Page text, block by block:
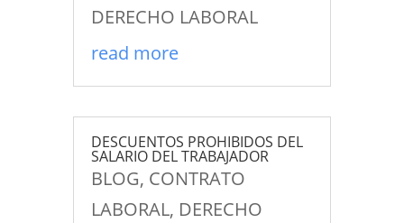
DERECHO LABORAL
read more
DESCUENTOS PROHIBIDOS DEL
SALARIO DEL TRABAJADOR
BLOG, CONTRATO
LABORAL, DERECHO